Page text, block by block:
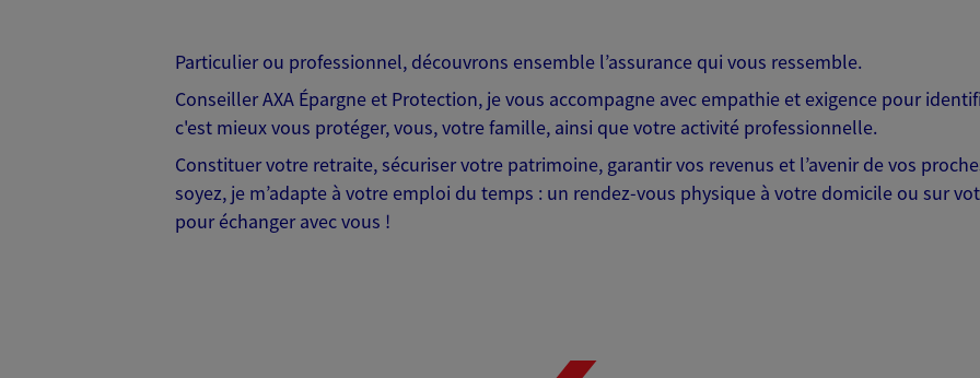
Particulier ou professionnel, découvrons ensemble l’assurance qui vous ressemble.
Conseiller AXA Épargne et Protection, je vous accompagne avec empathie et exigence pour
c'est mieux vous protéger, vous, votre famille, ainsi que votre activité professionnelle.
Constituer votre retraite, sécuriser votre patrimoine, garantir vos revenus et l’avenir de vos
soyez, je m’adapte à votre emploi du temps : un rendez-vous physique à votre domicile ou sur
pour échanger avec vous !